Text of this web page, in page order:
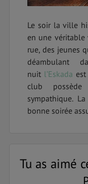
Le soir la ville
en une
rue, des jeunes
déambulant
nuit l’Eskada
club
sympathique.
bonne soirée
Tu as aimé